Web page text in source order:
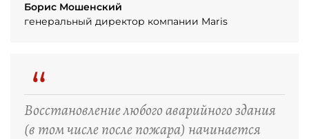
Борис Мошенский
генеральный директор компании Maris
“
Восстановление любого аварийного здания
(в том числе после пожара) начинается